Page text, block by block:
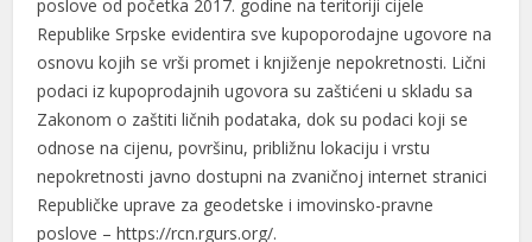
poslove od početka 2017. godine na teritoriji cijele
Republike Srpske evidentira sve kupoporodajne ugovore na
osnovu kojih se vrši promet i knjiženje nepokretnosti. Lični
podaci iz kupoprodajnih ugovora su zaštićeni u skladu sa
Zakonom o zaštiti ličnih podataka, dok su podaci koji se
odnose na cijenu, površinu, približnu lokaciju i vrstu
nepokretnosti javno dostupni na zvaničnoj internet stranici
Republičke uprave za geodetske i imovinsko-pravne
poslove – https://rcn.rgurs.org/.